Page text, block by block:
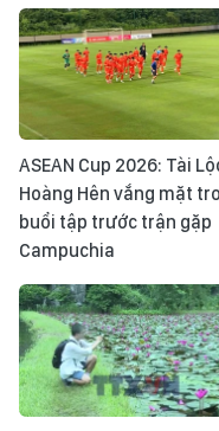
ASEAN Cup 2026: Tài
Hoàng Hên vắng mặt
buổi tập trước trận gặp
Campuchia